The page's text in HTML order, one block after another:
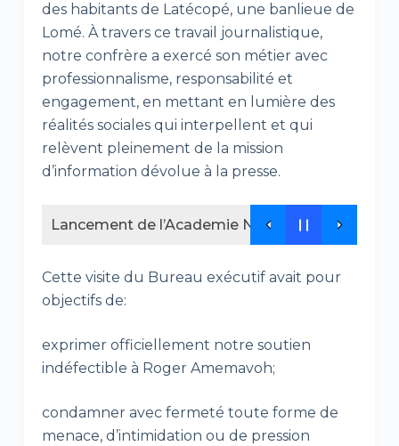
des habitants de Latécopé, une banlieue de
Lomé. À travers ce travail journalistique,
notre confrère a exercé son métier avec
professionnalisme, responsabilité et
engagement, en mettant en lumière des
réalités sociales qui interpellent et qui
relèvent pleinement de la mission
d’information dévolue à la presse.
L’ANPE renforce la capacité de production de
Cette visite du Bureau exécutif avait pour
objectifs de:
exprimer officiellement notre soutien
indéfectible à Roger Amemavoh;
condamner avec fermeté toute forme de
menace, d’intimidation ou de pression